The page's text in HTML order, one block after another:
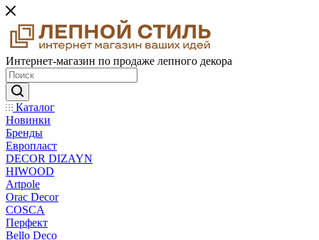
Интернет-магазин по продаже лепного декора
Каталог
Новинки
Бренды
Европласт
DECOR DIZAYN
HIWOOD
Artpole
Orac Decor
COSCA
Перфект
Bello Deco